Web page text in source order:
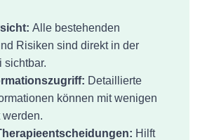
Alle bestehenden
Risiken sind direkt in der
sichtbar.
Detaillierte
können mit wenigen
werden.
Hilft